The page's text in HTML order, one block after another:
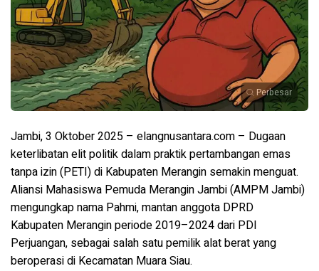
Perbesar
Jambi, 3 Oktober 2025 – elangnusantara.com – Dugaan
keterlibatan elit politik dalam praktik pertambangan emas
tanpa izin (PETI) di Kabupaten Merangin semakin menguat.
Aliansi Mahasiswa Pemuda Merangin Jambi (AMPM Jambi)
mengungkap nama Pahmi, mantan anggota DPRD
Kabupaten Merangin periode 2019–2024 dari PDI
Perjuangan, sebagai salah satu pemilik alat berat yang
beroperasi di Kecamatan Muara Siau.